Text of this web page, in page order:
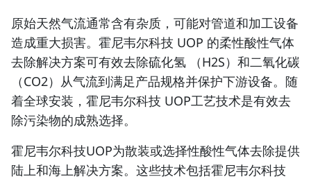
原始天然气流通常含有杂质，可能对管道和加工设备
造成重大损害。霍尼韦尔科技 UOP 的柔性酸性气体
去除解决方案可有效去除硫化氢 （H2S）和二氧化碳
（CO2）从气流到满足产品规格并保护下游设备。随
着全球安装，霍尼韦尔科技 UOP工艺技术是有效去
除污染物的成熟选择。
霍尼韦尔科技UOP为散装或选择性酸性气体去除提供
陆上和海上解决方案。这些技术包括霍尼韦尔科技